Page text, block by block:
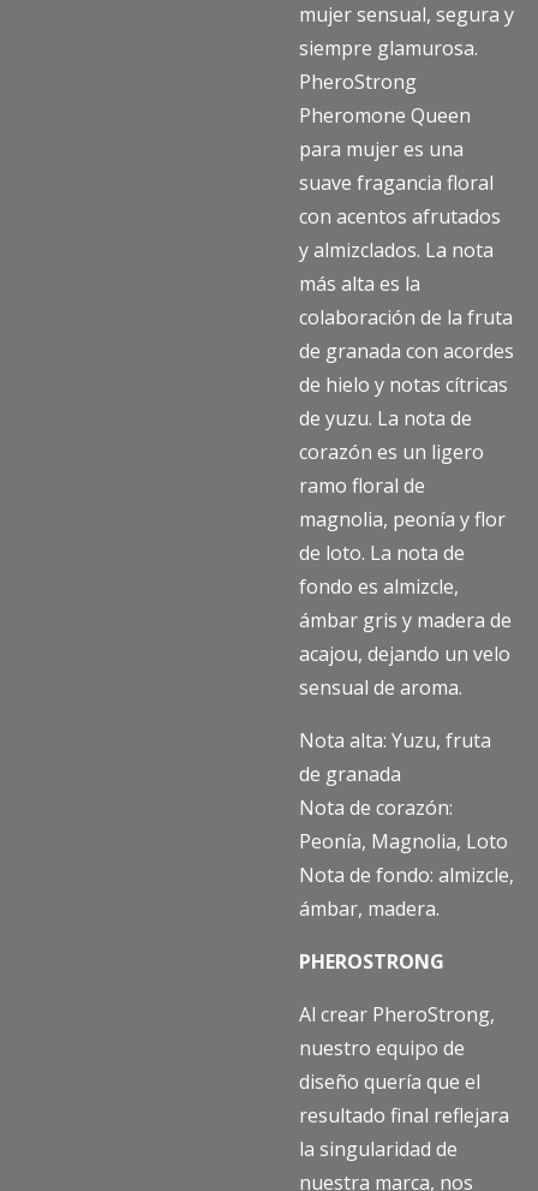
mujer sensual, segura y
siempre glamurosa.
PheroStrong
Pheromone Queen
para mujer es una
suave fragancia floral
con acentos afrutados
y almizclados. La nota
más alta es la
colaboración de la fruta
de granada con acordes
de hielo y notas cítricas
de yuzu. La nota de
corazón es un ligero
ramo floral de
magnolia, peonía y flor
de loto. La nota de
fondo es almizcle,
ámbar gris y madera de
acajou, dejando un velo
sensual de aroma.
Nota alta: Yuzu, fruta
de granada
Nota de corazón:
Peonía, Magnolia, Loto
Nota de fondo: almizcle,
ámbar, madera.
PHEROSTRONG
Al crear PheroStrong,
nuestro equipo de
diseño quería que el
resultado final reflejara
la singularidad de
nuestra marca, nos